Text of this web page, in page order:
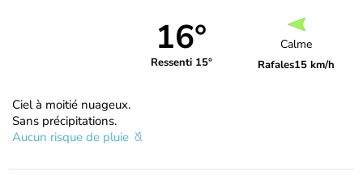
16°
Ressenti 15°
Calme
Rafales15 km/h
Ciel à moitié nuageux.
Sans précipitations.
Aucun risque de pluie